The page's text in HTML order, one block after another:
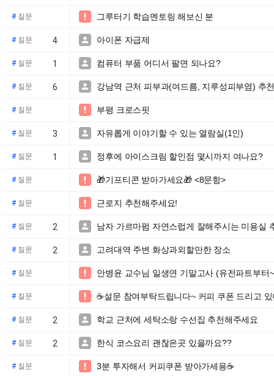
#질문  그루터기 학습멘토링 해보신 분
#질문 4  아이폰 자급제
#질문 1  컴퓨터 부품 어디서 팔면 되나요?
#질문 6  강남역 근처 피부과(여드름, 지루성피부염) 추
#질문  부평 크로스핏
#질문 3  자유롭게 이야기할 수 있는 열람실(1인)
#질문 1  정후에 아이스크림 할인점 몇시까지 여나요?
#질문  🎁기프티콘 받아가세요🎁 <8문항>
#질문  근로지 추천해주세요!
#질문 2  남자 가르마펌 자연스럽게 잘해주시는 미용실
#질문 2  고려대역 주변 화상과외할만한 장소
#질문  안병윤 교수님 일생연 기말고사 (유전파트부터
#질문  ☕️설문 참여부탁드립니다~ 커피 쿠폰 드리고
#질문 2  학교 근처에 세탁소랑 수선집 추천해주세요
#질문 2  한식 코스요리 괜찮은곳 있을까요??
#질문  3분 투자해서 커피쿠폰 받아가세용☕️